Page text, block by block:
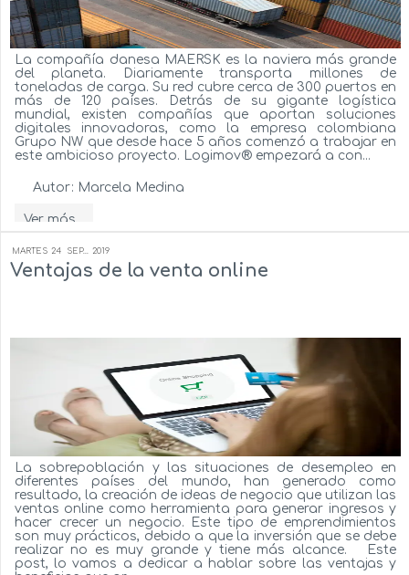
La compañía danesa MAERSK es la naviera más grande
del planeta. Diariamente transporta millones de
toneladas de carga. Su red cubre cerca de 300 puertos en
más de 120 países. Detrás de su gigante logística
mundial, existen compañías que aportan soluciones
digitales innovadoras, como la empresa colombiana
Grupo NW que desde hace 5 años comenzó a trabajar en
este ambicioso proyecto. Logimov® empezará a con...
Autor: Marcela Medina
Ver más...
MARTES 24 SEP... 2019
Ventajas de la venta online
La sobrepoblación y las situaciones de desempleo en
diferentes países del mundo, han generado como
resultado, la creación de ideas de negocio que utilizan las
ventas online como herramienta para generar ingresos y
hacer crecer un negocio. Este tipo de emprendimientos
son muy prácticos, debido a que la inversión que se debe
realizar no es muy grande y tiene más alcance. Este
post, lo vamos a dedicar a hablar sobre las ventajas y